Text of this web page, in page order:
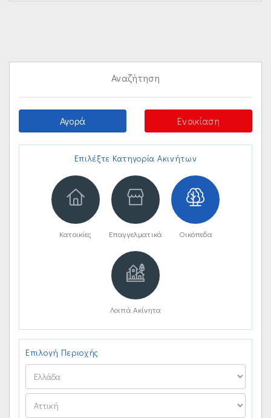
Αναζήτηση
Αγορά Ενοικίαση
Επιλέξτε Κατηγορία Ακινήτων
Κατοικίες Επαγγελματικά Οικόπεδα
Λοιπά Ακίνητα
Επιλογή Περιοχής